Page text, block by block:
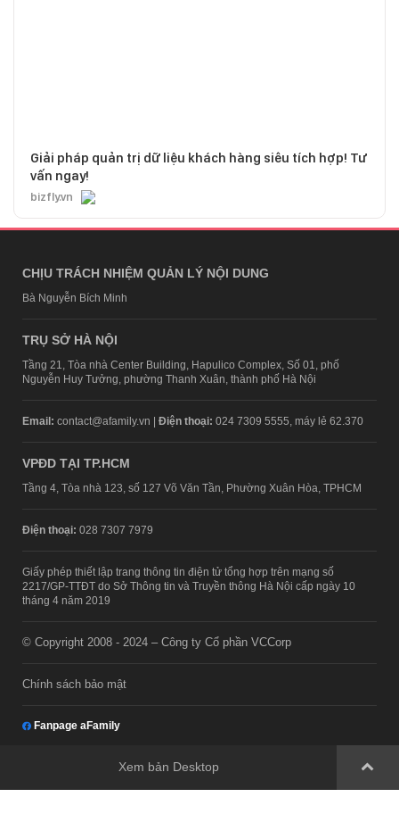
Giải pháp quản trị dữ liệu khách hàng siêu tích hợp! Tư
vấn ngay!
bizfly.vn
CHỊU TRÁCH NHIỆM QUẢN LÝ NỘI DUNG
Bà Nguyễn Bích Minh
TRỤ SỞ HÀ NỘI
Tầng 21, Tòa nhà Center Building, Hapulico Complex, Số 01, phố
Nguyễn Huy Tưởng, phường Thanh Xuân, thành phố Hà Nội
Email: contact@afamily.vn | Điện thoại: 024 7309 5555, máy lẻ 62.370
VPĐD TẠI TP.HCM
Tầng 4, Tòa nhà 123, số 127 Võ Văn Tần, Phường Xuân Hòa, TPHCM
Điện thoại: 028 7307 7979
Giấy phép thiết lập trang thông tin điện tử tổng hợp trên mạng số
2217/GP-TTĐT do Sở Thông tin và Truyền thông Hà Nội cấp ngày 10
tháng 4 năm 2019
© Copyright 2008 - 2024 – Công ty Cổ phần VCCorp
Chính sách bảo mật
Fanpage aFamily
Xem bản Desktop